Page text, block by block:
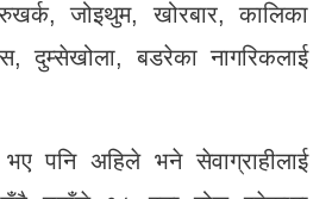
जोइथुम, खोरबार, कालिका
दुम्सेखोला, बडरेका नागरिकलाई
पनि अहिले भने सेवाग्राहीलाई